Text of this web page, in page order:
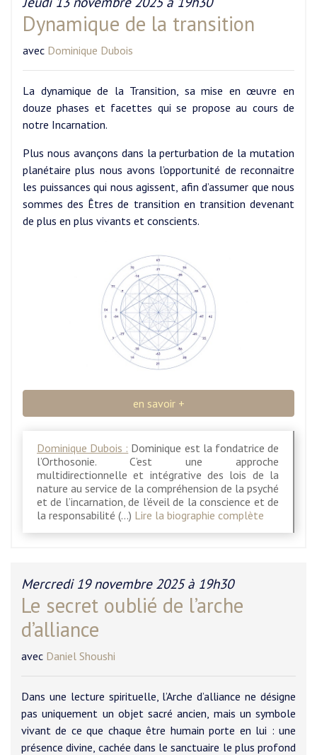
Dynamique de la transition
avec Dominique Dubois
La dynamique de la Transition, sa mise en œuvre en
douze phases et facettes qui se propose au cours de
notre Incarnation.
Plus nous avançons dans la perturbation de la mutation
planétaire plus nous avons l’opportunité de reconnaitre
les puissances qui nous agissent, afin d’assumer que nous
sommes des Êtres de transition en transition devenant
de plus en plus vivants et conscients.
en savoir +
Dominique Dubois : Dominique est la fondatrice de
l’Orthosonie. C’est une approche
multidirectionnelle et intégrative des lois de la
nature au service de la compréhension de la psyché
et de l’incarnation, de l’éveil de la conscience et de
la responsabilité (…) Lire la biographie complète
Mercredi 19 novembre 2025 à 19h30
Le secret oublié de l’arche
d’alliance
avec Daniel Shoushi
Dans une lecture spirituelle, l’Arche d’alliance ne désigne
pas uniquement un objet sacré ancien, mais un symbole
vivant de ce que chaque être humain porte en lui : une
présence divine, cachée dans le sanctuaire le plus profond